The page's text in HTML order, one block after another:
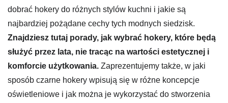
dobrać hokery do różnych stylów kuchni i jakie są
najbardziej pożądane cechy tych modnych siedzisk.
Znajdziesz tutaj porady, jak wybrać hokery, które będą
służyć przez lata, nie tracąc na wartości estetycznej i
komforcie użytkowania. Zaprezentujemy także, w jaki
sposób czarne hokery wpisują się w różne koncepcje
oświetleniowe i jak można je wykorzystać do stworzenia